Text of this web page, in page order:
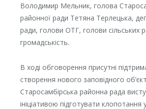
Володимир Мельник, голова
районної ради Тетяна Терлецька,
ради, голови ОТГ, голови сільських
громадськість.
В ході обговорення присутні
створення нового заповідного
Старосамбірська районна рада
ініціативою підготувати клопотання